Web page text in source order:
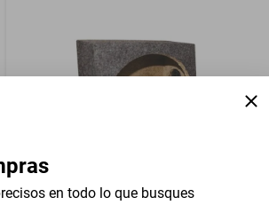
en todo lo que busques
Cajon acustico sencillo para bocina 6 x